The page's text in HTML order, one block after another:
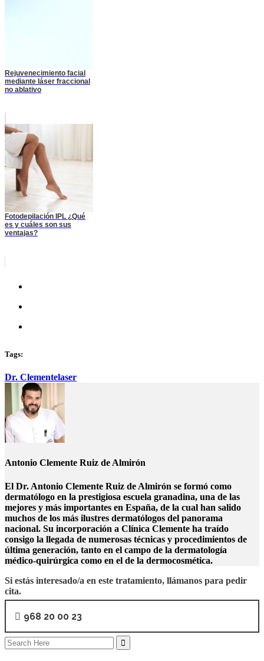
Rejuvenecimiento facial
mediante láser fraccional
no ablativo
Fotodepilación IPL ¿Qué
es y cuáles son sus
ventajas?
Tags:
Dr. Clementelaser
Antonio Clemente Ruiz de Almirón
El Dr. Antonio Clemente Ruiz de Almirón se formó como
dermatólogo en la prestigiosa escuela granadina, una de las
mejores y más importantes en España, de la cual han salido
muchos de los más ilustres dermatólogos del panorama
nacional. Su incorporación a Clínica Clemente ha traído
consigo la llegada de numerosas técnicas y procedimientos de
última generación, tanto en el campo de la dermatología
médico-quirúrgica como en el de la dermocosmética.
Si estás interesado/a en este tratamiento, llámanos para pedir
cita.
968 20 00 23
Search
for: